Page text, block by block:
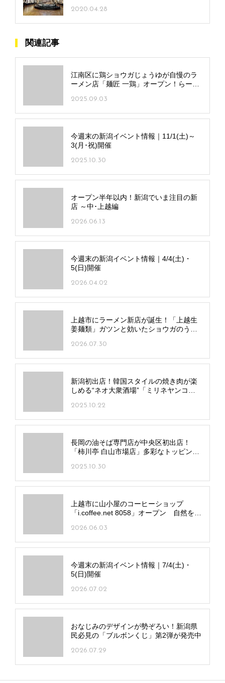
2020.04.28
関連記事
江南区に鶏ショウガじょうゆが自慢のラ
ーメン店「麺匠 一鶏」オープン！らーめ
2025.09.03
今週末の新潟イベント情報｜11/1(土)～
3(月･祝)開催
2025.10.30
オープン半年以内！新潟でいま注目の新
店 ～中･上越編
2026.06.13
今週末の新潟イベント情報｜4/4(土)・
5(日)開催
2026.04.02
上越市にラーメン新店が誕生！「上越生
姜麺類」ガツンと効いたショウガのうま
2026.07.30
新潟初出店！韓国スタイルの焼き肉が楽
しめる“ネオ大衆酒場”「ミリネヤンコプ
2025.10.22
長岡の油そば専門店が中央区初出店！
「柿川亭 白山市場店」多彩なトッピング
2025.10.30
上越市に山小屋のコーヒーショップ
「i.coffee.net 8058」オープン 自然を眺
2026.06.03
今週末の新潟イベント情報｜7/4(土)・
5(日)開催
2026.07.02
おなじみのデザインが勢ぞろい！新潟県
民必見の「ブルボンくじ」第2弾が発売中
2026.07.29